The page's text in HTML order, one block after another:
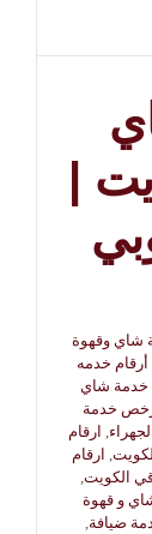
|
شاي وقهوة
أرقام خدمه
شاي
خدمة
ارقام
, ارقام
الكويت
و قهوة
ضيافة